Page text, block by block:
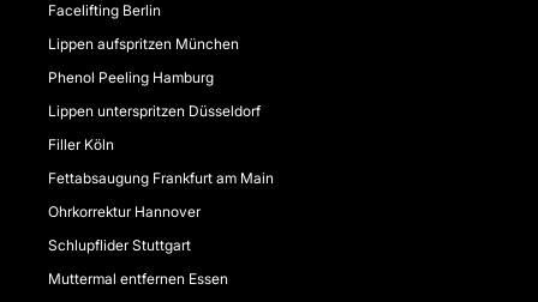
Facelifting Berlin
Lippen aufspritzen München
Phenol Peeling Hamburg
Lippen unterspritzen Düsseldorf
Filler Köln
Fettabsaugung Frankfurt am Main
Ohrkorrektur Hannover
Schlupflider Stuttgart
Muttermal entfernen Essen